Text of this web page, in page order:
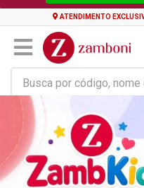
ATENDIMENTO